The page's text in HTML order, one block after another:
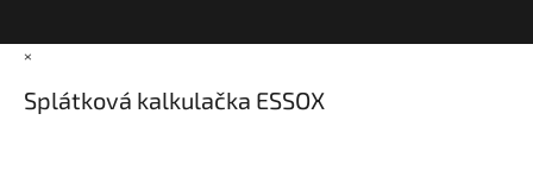
×
Splátková kalkulačka ESSOX